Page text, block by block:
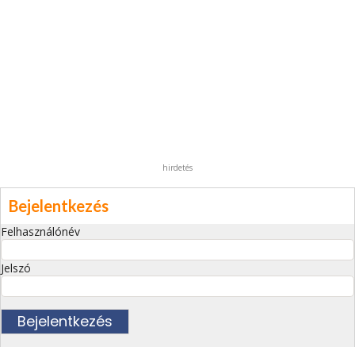
hirdetés
Bejelentkezés
Felhasználónév
Jelszó